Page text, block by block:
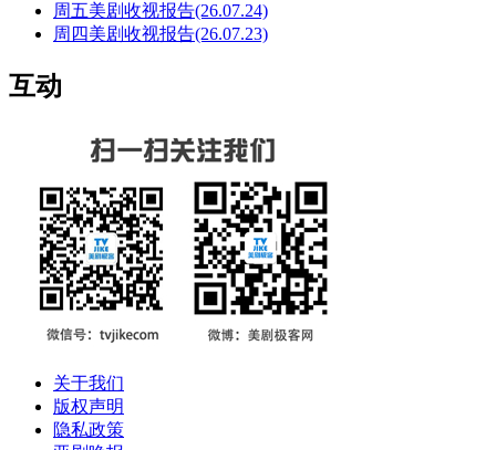
周五美剧收视报告(26.07.24)
周四美剧收视报告(26.07.23)
互动
关于我们
版权声明
隐私政策